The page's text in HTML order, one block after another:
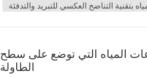
بتقنية التناضح العكسي للتبريد والتدفئة
المياه التي توضع على سطح
الطاولة